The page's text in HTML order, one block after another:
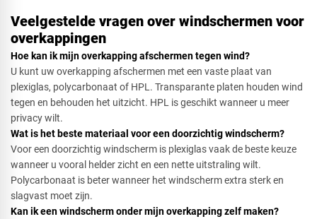
Veelgestelde vragen over windschermen voor
overkappingen
Hoe kan ik mijn overkapping afschermen tegen wind?​
U kunt uw overkapping afschermen met een vaste plaat van
plexiglas, polycarbonaat of HPL. Transparante platen houden wind
tegen en behouden het uitzicht. HPL is geschikt wanneer u meer
privacy wilt.
Wat is het beste materiaal voor een doorzichtig windscherm?​
Voor een doorzichtig windscherm is plexiglas vaak de beste keuze
wanneer u vooral helder zicht en een nette uitstraling wilt.
Polycarbonaat is beter wanneer het windscherm extra sterk en
slagvast moet zijn.
Kan ik een windscherm onder mijn overkapping zelf maken?​